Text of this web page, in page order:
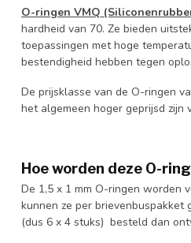
O-ringen VMQ
hardheid van 70. Ze bieden
toepassingen met hoge
bestendigheid hebben tegen
De prijsklasse van de O-ringen
het algemeen hoger geprijsd zijn
Hoe worden deze O-
De 1,5 x 1 mm O-ringen worden
kunnen ze per
(dus 6 x 4 stuks) besteld dan